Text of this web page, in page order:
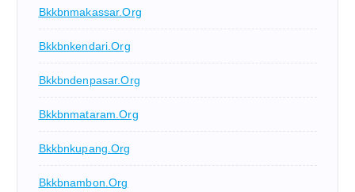
Bkkbnmakassar.org
Bkkbnkendari.org
Bkkbndenpasar.org
Bkkbnmataram.org
Bkkbnkupang.org
Bkkbnambon.org